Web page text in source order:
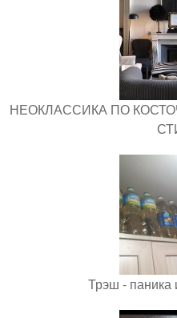
НЕОКЛАССИКА ПО
Трэш - паника